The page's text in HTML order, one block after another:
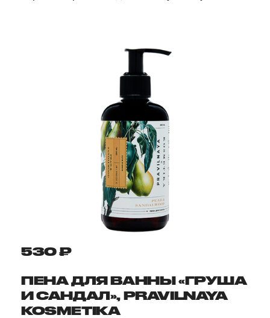
530 ₽
ПЕНА ДЛЯ ВАННЫ «ГРУША
И САНДАЛ», PRAVILNAYA
KOSMETIKA